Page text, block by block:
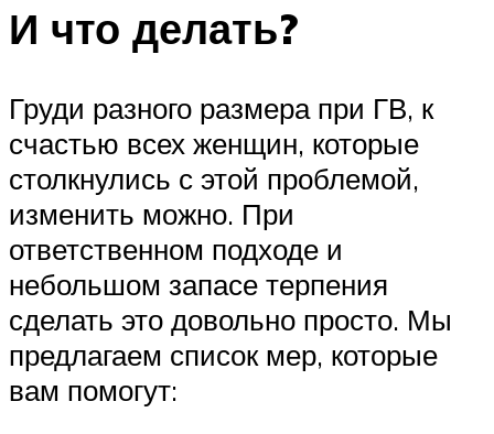
И что делать?
Груди разного размера при ГВ, к
счастью всех женщин, которые
столкнулись с этой проблемой,
изменить можно. При
ответственном подходе и
небольшом запасе терпения
сделать это довольно просто. Мы
предлагаем список мер, которые
вам помогут: